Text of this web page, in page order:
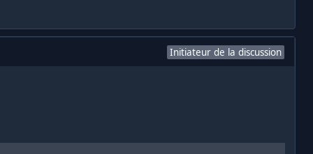
Initiateur de la discussion